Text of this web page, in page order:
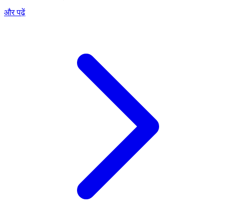
और पढ़ें